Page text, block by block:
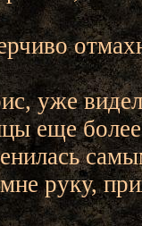
уже
еще
руку,